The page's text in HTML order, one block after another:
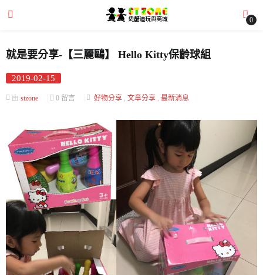
(全部商品)
(文章分享)
(購物需知)
0
就是要分享-【三麗鷗】 Hello Kitty保齡球組
Posted
2019-02-15
由 stzone 0 留言 好物分享 , 文章分享 , 最新消息